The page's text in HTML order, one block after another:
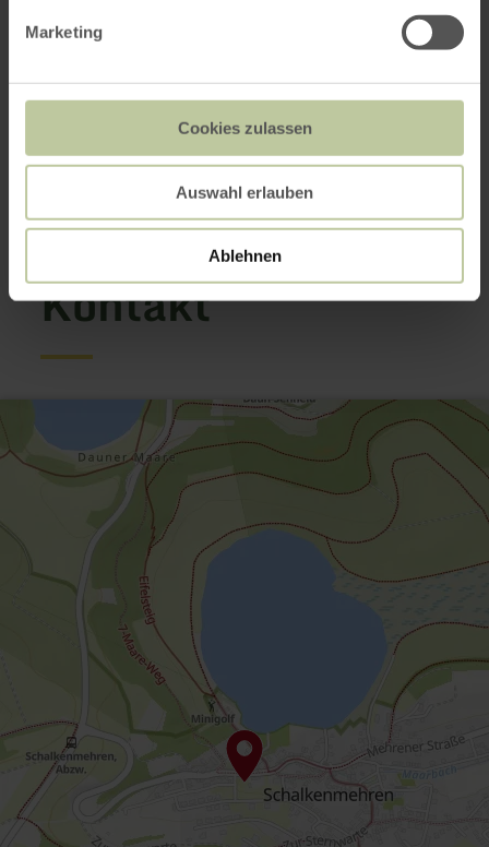
Marketing
Cookies zulassen
Auswahl erlauben
Ablehnen
Hörbehinderte / Gehörlose
Sehbehinderte / Blinde
Mobilitätseingeschränkt
Kontakt